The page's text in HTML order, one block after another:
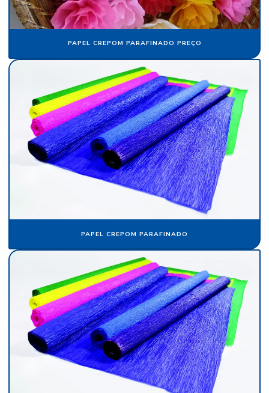
Folha de papel veludo
Fornecedor de algodão flocado
Fornecedor de cartolina camurça
Fornecedor de crepom parafinado
Fornecedor de floco de nylon
Fornecedor de papel camurça
Fornecedor de papel crepom
Fornecedor de papel crepom parafinado
Fornecedor de tecido flocado
Fornecedor de veludo para automóvel
Fornecedor de veludo sintético
Indústria de flocagem
Indústria de papel crepom
Indústria de papel de seda
PAPEL CREPOM PARAFINADO PREÇO
PAPEL CREPOM PARAFINADO